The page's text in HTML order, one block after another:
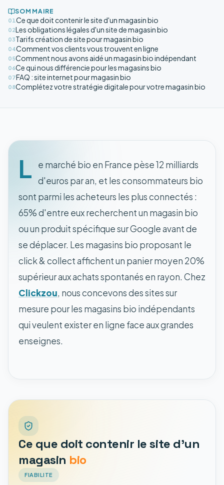
SOMMAIRE
01Ce que doit contenir le site d'un magasin bio
02Les obligations légales d'un site de magasin bio
03Tarifs création de site pour magasin bio
04Comment vos clients vous trouvent en ligne
05Comment nous avons aidé un magasin bio indépendant
06Ce qui nous différencie pour les magasins bio
07FAQ : site internet pour magasin bio
08Complétez votre stratégie digitale pour votre magasin bio
L
e marché bio en France pèse 12 milliards
d'euros par an, et les consommateurs bio
sont parmi les acheteurs les plus connectés :
65% d'entre eux recherchent un magasin bio
ou un produit spécifique sur Google avant de
se déplacer. Les magasins bio proposant le
click & collect affichent un panier moyen 20%
supérieur aux achats spontanés en rayon. Chez
Clickzou, nous concevons des sites sur
mesure pour les magasins bio indépendants
qui veulent exister en ligne face aux grandes
enseignes.
Ce que doit contenir le site d'un
magasin bio
FIABILITE